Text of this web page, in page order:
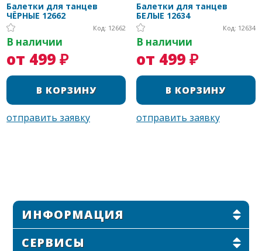
Балетки для танцев
ЧЁРНЫЕ 12662
Код: 12662
В наличии
от 499 ₽
Балетки для танцев
БЕЛЫЕ 12634
Код: 12634
В наличии
от 499 ₽
ИНФОРМАЦИЯ
СЕРВИСЫ